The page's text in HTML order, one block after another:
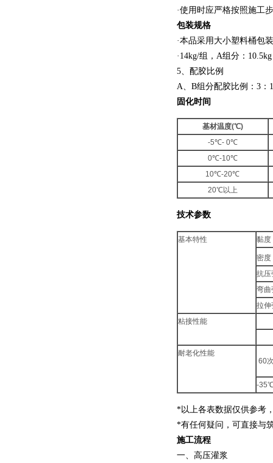
·使用时应严格按照施工
包装规格
·本品采用大小塑料桶包
·14kg/组，A组分：
5、配胶比例
A、B组分配胶比例：3：1
固化时间
基材温度(℃)
-5℃- 0℃
0℃-10℃
10℃-20℃
20℃以上
技术参数
基本特性 黏
密度
抗压
弯曲
拉伸
粘接性能
耐老化性能
60
-
*以上各表数据仅供参考
*有任何疑问，可直接与
施工流程
一、高压灌浆